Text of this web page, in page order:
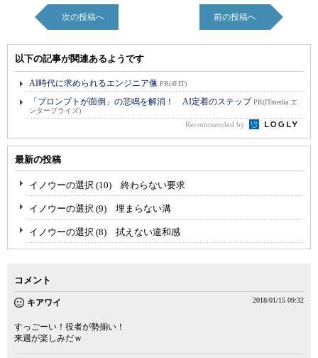
次の投稿へ 前の投稿へ
以下の記事が関連あるようです
AI時代に求められるエンジニア像 PR(＠IT)
「プロンプトが面倒」の悲鳴を解消！ AI定着のステップPR(ITmedia エ
ンタープライズ)
Recommended by
最新の投稿
イノウーの選択 (10) 終わらない要求
イノウーの選択 (9) 埋まらない溝
イノウーの選択 (8) 拭えない違和感
コメント
キアワイ 2018/01/15 09:32
すっごーい！役者が勢揃い！
来週が楽しみだｗ